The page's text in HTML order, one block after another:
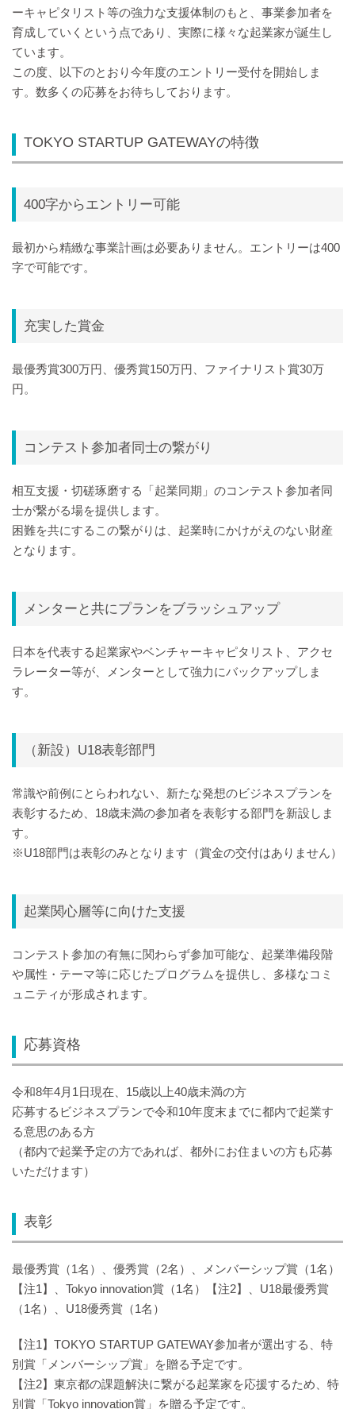
ーキャピタリスト等の強力な支援体制のもと、事業参加者を
育成していくという点であり、実際に様々な起業家が誕生し
ています。
この度、以下のとおり今年度のエントリー受付を開始しま
す。数多くの応募をお待ちしております。
TOKYO STARTUP GATEWAYの特徴
400字からエントリー可能
最初から精緻な事業計画は必要ありません。エントリーは400
字で可能です。
充実した賞金
最優秀賞300万円、優秀賞150万円、ファイナリスト賞30万
円。
コンテスト参加者同士の繋がり
相互支援・切磋琢磨する「起業同期」のコンテスト参加者同
士が繋がる場を提供します。
困難を共にするこの繋がりは、起業時にかけがえのない財産
となります。
メンターと共にプランをブラッシュアップ
日本を代表する起業家やベンチャーキャピタリスト、アクセ
ラレーター等が、メンターとして強力にバックアップしま
す。
（新設）U18表彰部門
常識や前例にとらわれない、新たな発想のビジネスプランを
表彰するため、18歳未満の参加者を表彰する部門を新設しま
す。
※U18部門は表彰のみとなります（賞金の交付はありません）
起業関心層等に向けた支援
コンテスト参加の有無に関わらず参加可能な、起業準備段階
や属性・テーマ等に応じたプログラムを提供し、多様なコミ
ュニティが形成されます。
応募資格
令和8年4月1日現在、15歳以上40歳未満の方
応募するビジネスプランで令和10年度末までに都内で起業す
る意思のある方
（都内で起業予定の方であれば、都外にお住まいの方も応募
いただけます）
表彰
最優秀賞（1名）、優秀賞（2名）、メンバーシップ賞（1名）
【注1】、Tokyo innovation賞（1名）【注2】、U18最優秀賞
（1名）、U18優秀賞（1名）
【注1】TOKYO STARTUP GATEWAY参加者が選出する、特
別賞「メンバーシップ賞」を贈る予定です。
【注2】東京都の課題解決に繋がる起業家を応援するため、特
別賞「Tokyo innovation賞」を贈る予定です。